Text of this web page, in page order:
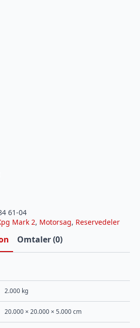
61-04
Mark 2, Motorsag, Reservedeler
Omtaler (0)
2.000 kg
20.000 × 20.000 × 5.000 cm